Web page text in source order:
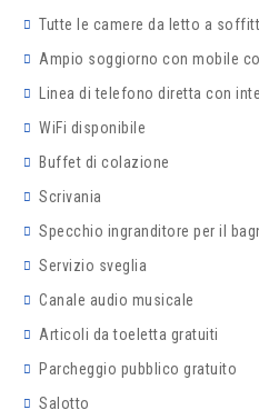
Tutte le camere da letto a
Ampio soggiorno con mobile
Linea di telefono diretta con
WiFi disponibile
Buffet di colazione
Scrivania
Specchio ingranditore per il
Servizio sveglia
Canale audio musicale
Articoli da toeletta gratuiti
Parcheggio pubblico gratuito
Salotto